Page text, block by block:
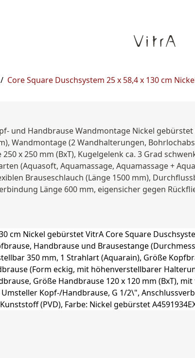
/ Core Square Duschsystem 25 x 58,4 x 130 cm
und Handbrause Wandmontage Nickel
Wandmontage (2 Wandhalterungen,
x 250 mm (BxT), Kugelgelenk ca. 3 Grad
(Aquasoft, Aquamassage, Aquamassage +
Brauseschlauch (Länge 1500 mm),
Länge 600 mm, eigensicher gegen